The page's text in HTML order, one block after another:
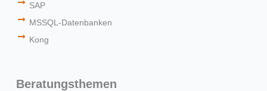
SAP
MSSQL-Datenbanken
Kong
Beratungsthemen